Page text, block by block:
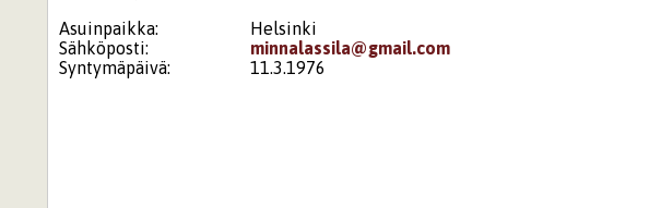
Asuinpaikka:
Helsinki
Sähköposti:
minnalassila@gmail.com
Syntymäpäivä:
11.3.1976